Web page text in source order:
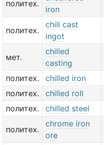
политех.
iron
политех.
chill cast
ingot
мет.
chilled
casting
политех. chilled iron
политех.
chilled roll
политех.
chilled steel
политех.
chrome iron
ore